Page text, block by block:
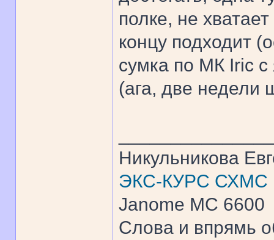
полке, не
концу подходит
сумка по МК Iric с
(ага, две недели
Никульникова
ЭКС-КУРС СХМС
Janome MC 6600
Слова и впрямь